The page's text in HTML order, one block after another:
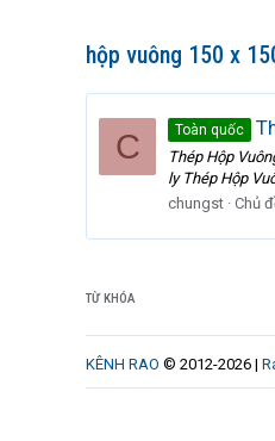
hộp vuông 150 x
C Toàn quốc
Thép Hộp
ly Thép Hộp
chungst Chủ
TỪ KHÓA
KÊNH RAO © 2012-2026 |